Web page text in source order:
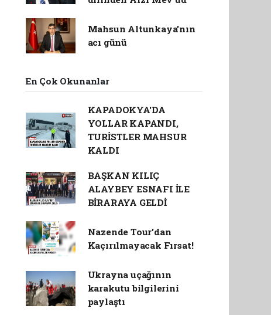
Mahsun Altunkaya'nın
acı günü
En Çok Okunanlar
KAPADOKYA'DA
YOLLAR KAPANDI,
TURİSTLER MAHSUR
KALDI
BAŞKAN KILIÇ
ALAYBEY ESNAFI İLE
BİRARAYA GELDİ
Nazende Tour’dan
Kaçırılmayacak Fırsat!
Ukrayna uçağının
karakutu bilgilerini
paylaştı